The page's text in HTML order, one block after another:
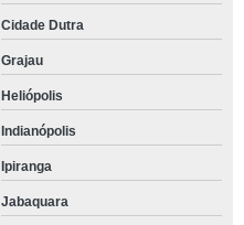
Cidade Dutra
Grajau
Heliópolis
Indianópolis
Ipiranga
Jabaquara